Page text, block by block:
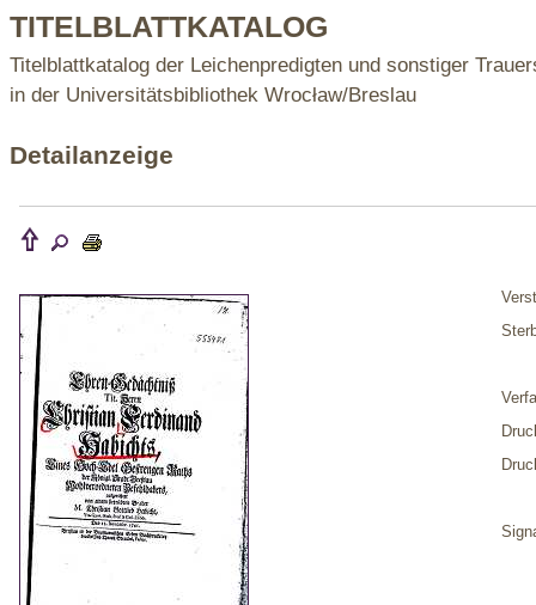
TITELBLATTKATALOG
Titelblattkatalog der Leichenpredigten und sonstiger
in der Universitätsbibliothek Wrocław/Breslau
Detailanzeige